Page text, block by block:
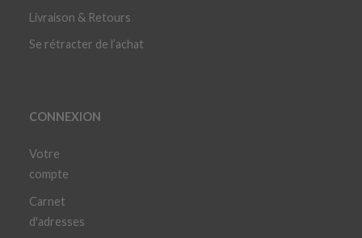
Livraison & Retours
Se rétracter de l’achat
CONNEXION
Votre
compte
Carnet
d'adresses